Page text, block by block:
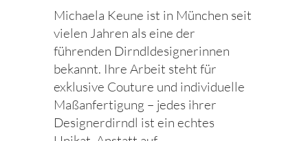
Michaela Keune ist in München seit
vielen Jahren als eine der
führenden Dirndldesignerinnen
bekannt. Ihre Arbeit steht für
exklusive Couture und individuelle
Maßanfertigung – jedes ihrer
Designerdirndl ist ein echtes